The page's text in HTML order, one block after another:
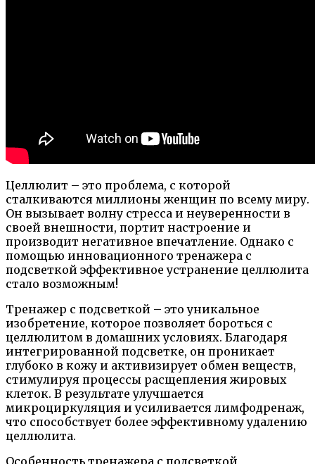
Целлюлит – это проблема, с которой
сталкиваются миллионы женщин по всему миру.
Он вызывает волну стресса и неуверенности в
своей внешности, портит настроение и
производит негативное впечатление. Однако с
помощью инновационного тренажера с
подсветкой эффективное устранение целлюлита
стало возможным!
Тренажер с подсветкой – это уникальное
изобретение, которое позволяет бороться с
целлюлитом в домашних условиях. Благодаря
интегрированной подсветке, он проникает
глубоко в кожу и активизирует обмен веществ,
стимулируя процессы расщепления жировых
клеток. В результате улучшается
микроциркуляция и усиливается лимфодренаж,
что способствует более эффективному удалению
целлюлита.
Особенность тренажера с подсветкой